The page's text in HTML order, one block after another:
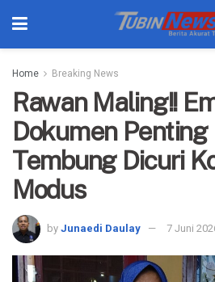
Home Breaking News
Rawan Maling!!
Dokumen
Tembung Dicuri
Modus
by Junaedi Daulay 7 Juni